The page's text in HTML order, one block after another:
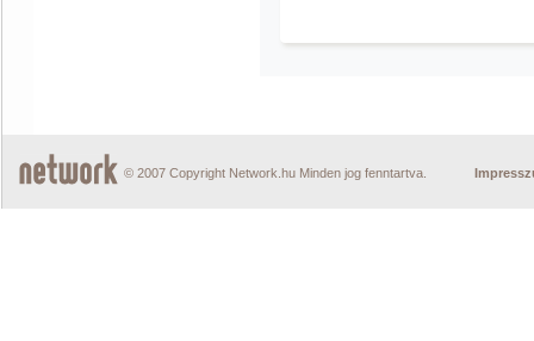
© 2007 Copyright Network.hu Minden jog fenntartva.